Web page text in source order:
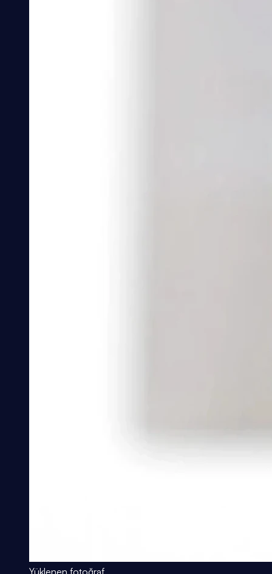
Yüklenen fotoğraf